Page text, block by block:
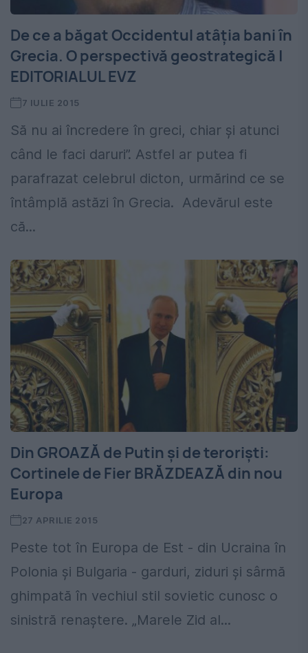
De ce a băgat Occidentul atâția bani în
Grecia. O perspectivă geostrategică |
EDITORIALUL EVZ
7 IULIE 2015
Să nu ai încredere în greci, chiar și atunci
când le faci daruri”. Astfel ar putea fi
parafrazat celebrul dicton, urmărind ce se
întâmplă astăzi în Grecia. Adevărul este
că...
Din GROAZĂ de Putin și de teroriști:
Cortinele de Fier BRĂZDEAZĂ din nou
Europa
27 APRILIE 2015
Peste tot în Europa de Est - din Ucraina în
Polonia și Bulgaria - garduri, ziduri și sârmă
ghimpată în vechiul stil sovietic cunosc o
sinistră renaștere. „Marele Zid al...